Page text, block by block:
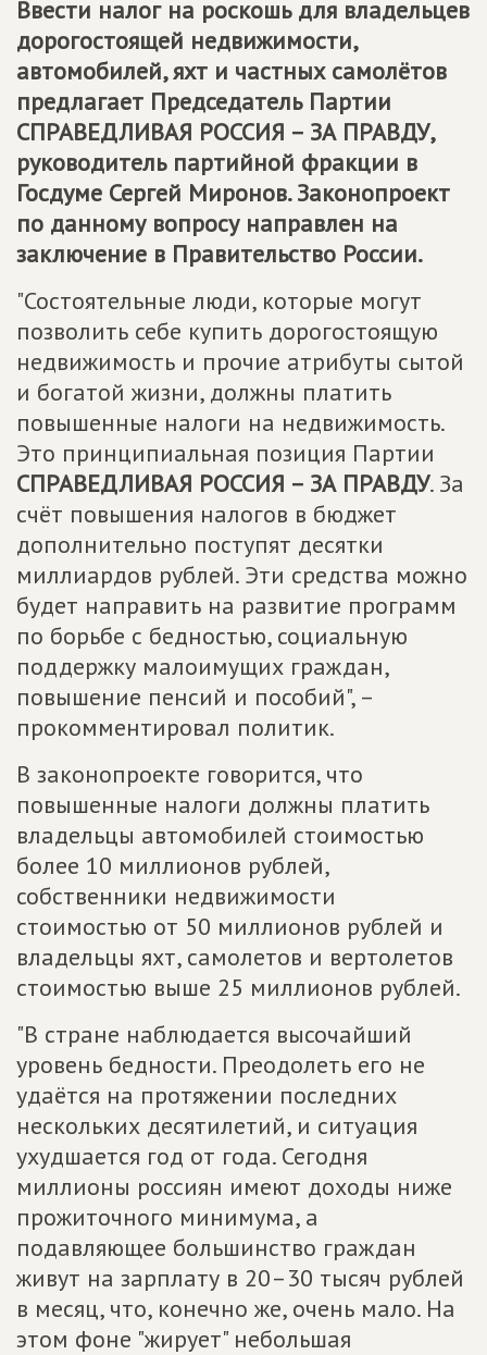
Ввести налог на роскошь для владельцев
дорогостоящей недвижимости,
автомобилей, яхт и частных самолётов
предлагает Председатель Партии
СПРАВЕДЛИВАЯ РОССИЯ – ЗА ПРАВДУ,
руководитель партийной фракции в
Госдуме Сергей Миронов. Законопроект
по данному вопросу направлен на
заключение в Правительство России.
"Состоятельные люди, которые могут
позволить себе купить дорогостоящую
недвижимость и прочие атрибуты сытой
и богатой жизни, должны платить
повышенные налоги на недвижимость.
Это принципиальная позиция Партии
СПРАВЕДЛИВАЯ РОССИЯ – ЗА ПРАВДУ. За
счёт повышения налогов в бюджет
дополнительно поступят десятки
миллиардов рублей. Эти средства можно
будет направить на развитие программ
по борьбе с бедностью, социальную
поддержку малоимущих граждан,
повышение пенсий и пособий", –
прокомментировал политик.
В законопроекте говорится, что
повышенные налоги должны платить
владельцы автомобилей стоимостью
более 10 миллионов рублей,
собственники недвижимости
стоимостью от 50 миллионов рублей и
владельцы яхт, самолетов и вертолетов
стоимостью выше 25 миллионов рублей.
"В стране наблюдается высочайший
уровень бедности. Преодолеть его не
удаётся на протяжении последних
нескольких десятилетий, и ситуация
ухудшается год от года. Сегодня
миллионы россиян имеют доходы ниже
прожиточного минимума, а
подавляющее большинство граждан
живут на зарплату в 20–30 тысяч рублей
в месяц, что, конечно же, очень мало. На
этом фоне "жирует" небольшая